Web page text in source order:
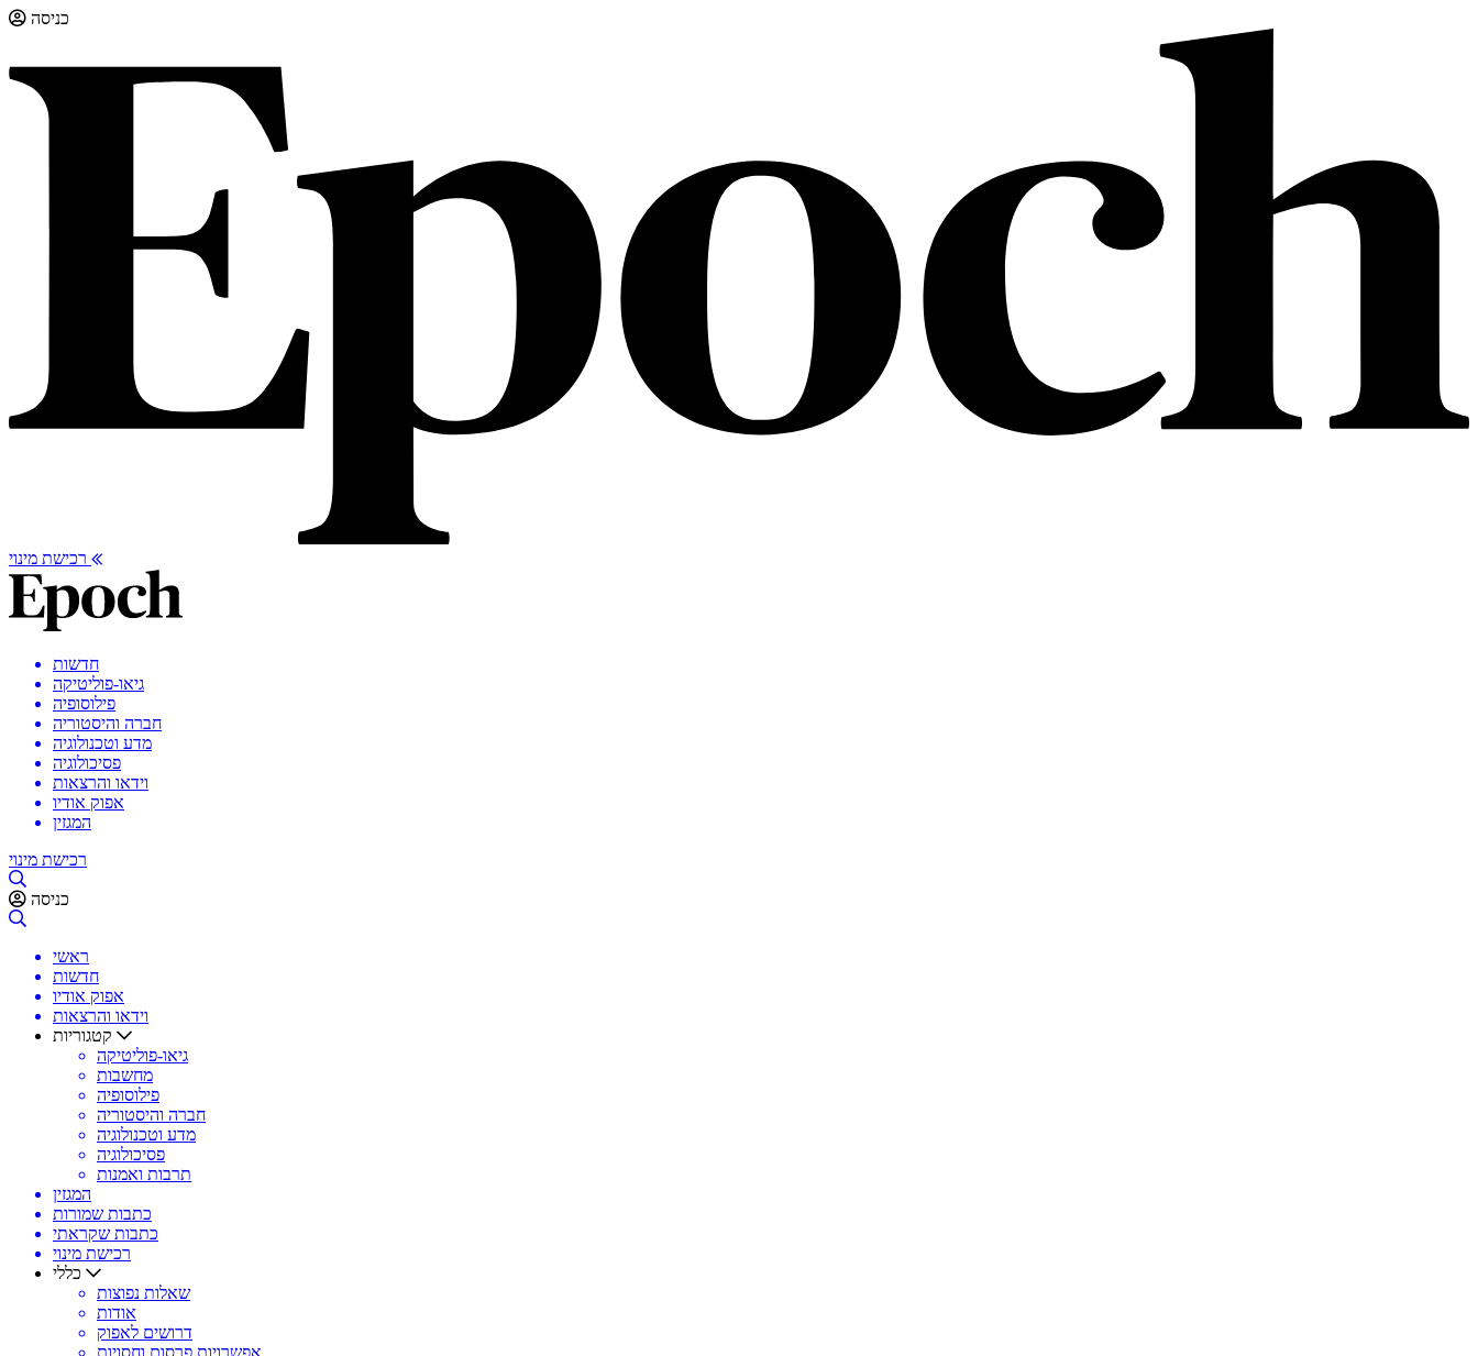
כניסה
חדשות
גיאו-פוליטיקה
פילוסופיה
חברה והיסטוריה
מדע וטכנולוגיה
פסיכולוגיה
וידאו והרצאות
אפוק אודיו
המגזין
רכישת מינוי
כניסה
ראשי
חדשות
אפוק אודיו
וידאו והרצאות
גיאו-פוליטיקה
מחשבות
פילוסופיה
חברה והיסטוריה
מדע וטכנולוגיה
פסיכולוגיה
תרבות ואמנות
המגזין
כתבות שמורות
כתבות שקראתי
רכישת מינוי
שאלות נפוצות
אודות
דרושים לאפוק
אפשרויות פרסום וחסויות